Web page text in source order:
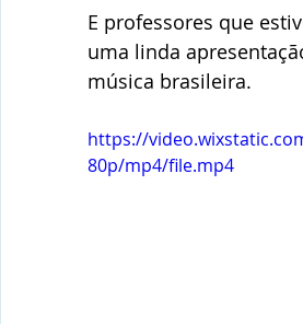
E professores que
uma linda
música brasileira.
https://
80p/mp4/file.mp4